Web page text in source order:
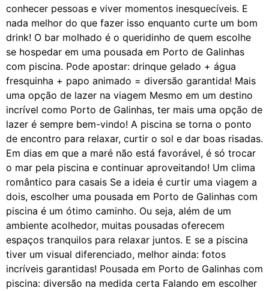
conhecer pessoas e viver momentos inesquecíveis. E
nada melhor do que fazer isso enquanto curte um bom
drink! O bar molhado é o queridinho de quem escolhe
se hospedar em uma pousada em Porto de Galinhas
com piscina. Pode apostar: drinque gelado + água
fresquinha + papo animado = diversão garantida! Mais
uma opção de lazer na viagem Mesmo em um destino
incrível como Porto de Galinhas, ter mais uma opção de
lazer é sempre bem-vindo! A piscina se torna o ponto
de encontro para relaxar, curtir o sol e dar boas risadas.
Em dias em que a maré não está favorável, é só trocar
o mar pela piscina e continuar aproveitando! Um clima
romântico para casais Se a ideia é curtir uma viagem a
dois, escolher uma pousada em Porto de Galinhas com
piscina é um ótimo caminho. Ou seja, além de um
ambiente acolhedor, muitas pousadas oferecem
espaços tranquilos para relaxar juntos. E se a piscina
tiver um visual diferenciado, melhor ainda: fotos
incríveis garantidas! Pousada em Porto de Galinhas com
piscina: diversão na medida certa Falando em escolher